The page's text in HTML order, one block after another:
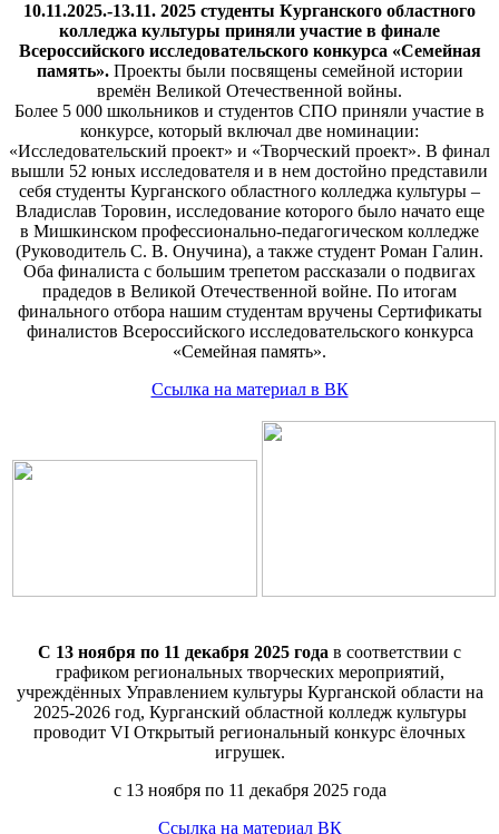
10.11.2025.-13.11. 2025 студенты Курганского областного
колледжа культуры приняли участие в финале
Всероссийского исследовательского конкурса «Семейная
память». Проекты были посвящены семейной истории
времён Великой Отечественной войны.
Более 5 000 школьников и студентов СПО приняли участие в
конкурсе, который включал две номинации:
«Исследовательский проект» и «Творческий проект». В финал
вышли 52 юных исследователя и в нем достойно представили
себя студенты Курганского областного колледжа культуры –
Владислав Торовин, исследование которого было начато еще
в Мишкинском профессионально-педагогическом колледже
(Руководитель С. В. Онучина), а также студент Роман Галин.
Оба финалиста с большим трепетом рассказали о подвигах
прадедов в Великой Отечественной войне. По итогам
финального отбора нашим студентам вручены Сертификаты
финалистов Всероссийского исследовательского конкурса
«Семейная память».
Ссылка на материал в ВК
С 13 ноября по 11 декабря 2025 года в соответствии с
графиком региональных творческих мероприятий,
учреждённых Управлением культуры Курганской области на
2025-2026 год, Курганский областной колледж культуры
проводит VI Открытый региональный конкурс ёлочных
игрушек.
с 13 ноября по 11 декабря 2025 года
Ссылка на материал ВК